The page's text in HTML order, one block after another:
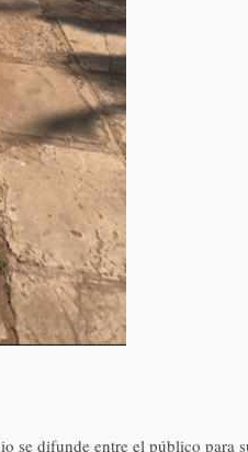
se difunde entre el público para